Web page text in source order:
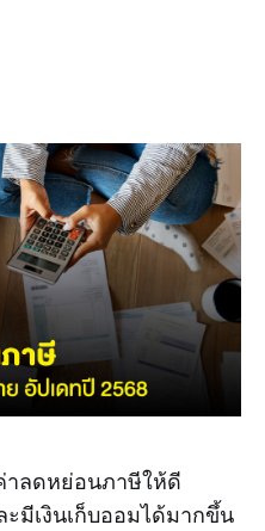
าลดหย่อนภาษีให้ดี
มีเงินเก็บออมได้มากขึ้น